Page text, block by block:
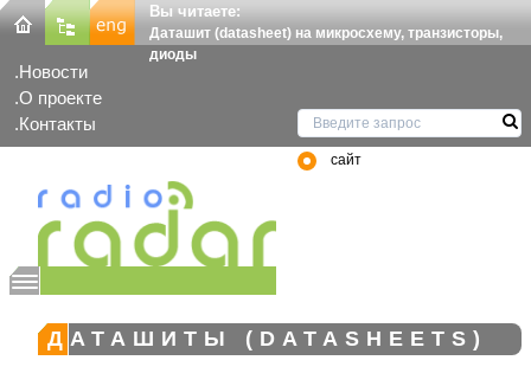
Вы читаете:
Даташит (datasheet) на микросхему, транзисторы,
диоды
Новости
О проекте
Контакты
сайт
ДАТАШИТЫ (DATASHEETS)